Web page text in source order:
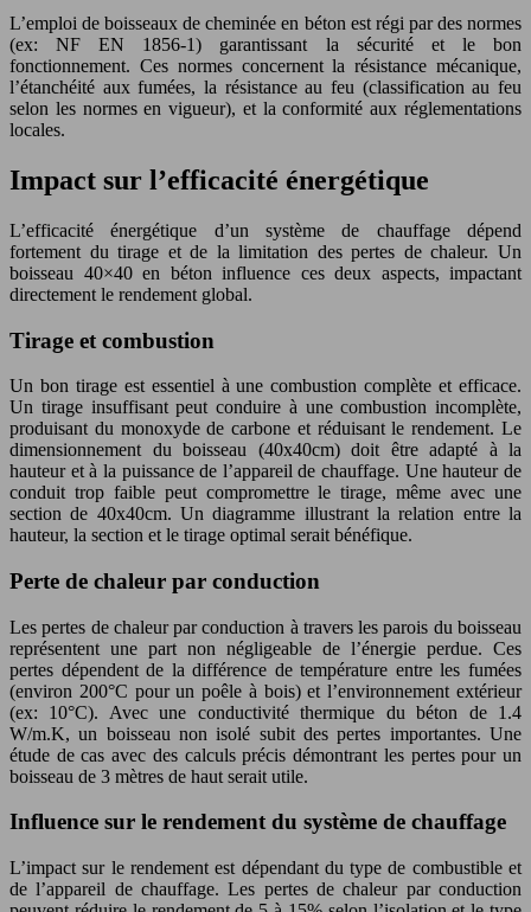
L’emploi de boisseaux de cheminée en béton est régi par des normes
(ex: NF EN 1856-1) garantissant la sécurité et le bon
fonctionnement. Ces normes concernent la résistance mécanique,
l’étanchéité aux fumées, la résistance au feu (classification au feu
selon les normes en vigueur), et la conformité aux réglementations
locales.
Impact sur l’efficacité énergétique
L’efficacité énergétique d’un système de chauffage dépend
fortement du tirage et de la limitation des pertes de chaleur. Un
boisseau 40×40 en béton influence ces deux aspects, impactant
directement le rendement global.
Tirage et combustion
Un bon tirage est essentiel à une combustion complète et efficace.
Un tirage insuffisant peut conduire à une combustion incomplète,
produisant du monoxyde de carbone et réduisant le rendement. Le
dimensionnement du boisseau (40x40cm) doit être adapté à la
hauteur et à la puissance de l’appareil de chauffage. Une hauteur de
conduit trop faible peut compromettre le tirage, même avec une
section de 40x40cm. Un diagramme illustrant la relation entre la
hauteur, la section et le tirage optimal serait bénéfique.
Perte de chaleur par conduction
Les pertes de chaleur par conduction à travers les parois du boisseau
représentent une part non négligeable de l’énergie perdue. Ces
pertes dépendent de la différence de température entre les fumées
(environ 200°C pour un poêle à bois) et l’environnement extérieur
(ex: 10°C). Avec une conductivité thermique du béton de 1.4
W/m.K, un boisseau non isolé subit des pertes importantes. Une
étude de cas avec des calculs précis démontrant les pertes pour un
boisseau de 3 mètres de haut serait utile.
Influence sur le rendement du système de chauffage
L’impact sur le rendement est dépendant du type de combustible et
de l’appareil de chauffage. Les pertes de chaleur par conduction